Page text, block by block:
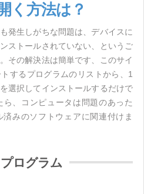
く方法は？
発生しがちな問題は、デバイスに
ストールされていない、というご
その解決法は簡単です、このサイ
するプログラムのリストから、1
選択してインストールするだけで
、コンピュータは問題のあった
みのソフトウェアに関連付けま
ログラム